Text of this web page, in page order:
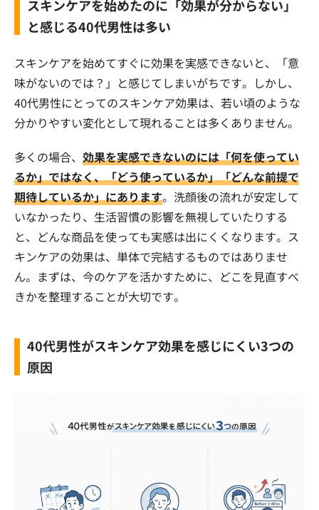
スキンケアを始めたのに「効果が分からない」
と感じる40代男性は多い
スキンケアを始めてすぐに効果を実感できないと、「意
味がないのでは？」と感じてしまいがちです。しかし、
40代男性にとってのスキンケア効果は、若い頃のような
分かりやすい変化として現れることは多くありません。
多くの場合、 効果を実感できないのには「何を使ってい
るか」ではなく、「どう使っているか」「どんな前提で
期待しているか」にあります。洗顔後の流れが安定して
いなかったり、生活習慣の影響を無視していたりする
と、どんな商品を使っても実感は出にくくなります。ス
キンケアの効果は、単体で完結するものではありませ
ん。まずは、今のケアを活かすために、どこを見直すべ
きかを整理することが大切です。
40代男性がスキンケア効果を感じにくい3つの
原因